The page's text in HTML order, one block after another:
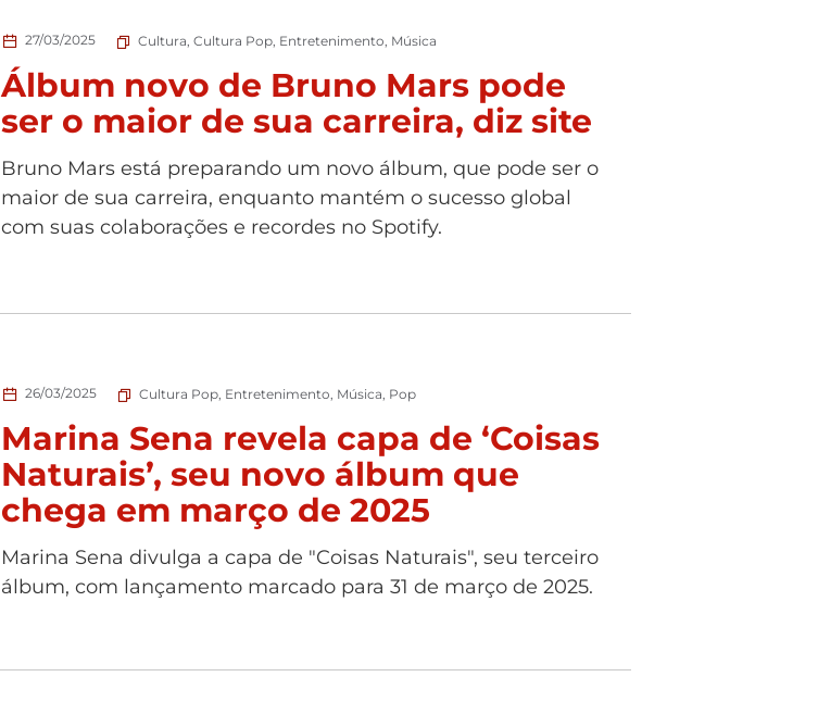
27/03/2025 Cultura Cultura Pop Entretenimento Música
Álbum novo de Bruno Mars pode
ser o maior de sua carreira, diz site
Bruno Mars está preparando um novo álbum, que pode ser o
maior de sua carreira, enquanto mantém o sucesso global
com suas colaborações e recordes no Spotify.
26/03/2025 Cultura Pop Entretenimento Música Pop
Marina Sena revela capa de ‘Coisas
Naturais’, seu novo álbum que
chega em março de 2025
Marina Sena divulga a capa de "Coisas Naturais", seu terceiro
álbum, com lançamento marcado para 31 de março de 2025.